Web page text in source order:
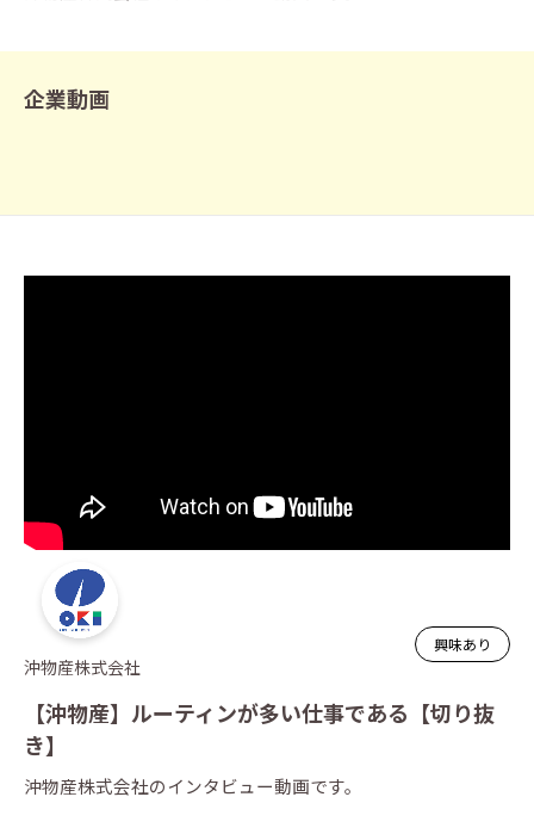
企業動画
興味あり
沖物産株式会社
【沖物産】ルーティンが多い仕事である【切り抜
き】
沖物産株式会社のインタビュー動画です。